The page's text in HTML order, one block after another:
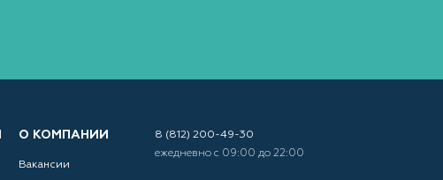
О КОМПАНИИ
Вакансии
8 (812) 200-49-30
ежедневно с 09:00 до 22:00